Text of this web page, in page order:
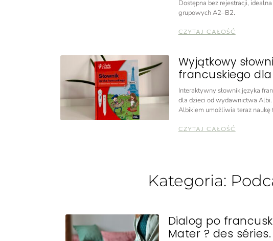
Dostępna bez rejestracji,
grupowych A2–B2.
CZYTAJ CAŁOŚĆ
Wyjątkowy
francuskiego
Interaktywny słownik języka
dla dzieci od wydawnictwa Albi.
Albikiem umożliwia teraz naukę
CZYTAJ CAŁOŚĆ
Kategoria:
Dialog po
Mater ? des séries.